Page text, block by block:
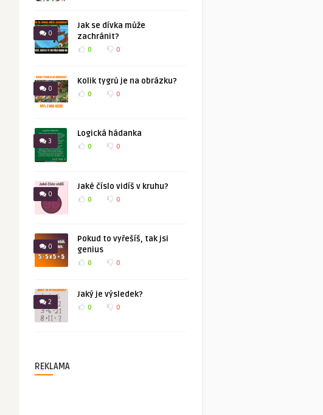
0
Jak se dívka může
zachránit?
0 0
0
Kolik tygrů je na obrázku?
0 0
3
Logická hádanka
0 0
0
Jaké číslo vidíš v kruhu?
0 0
0
Pokud to vyřešíš, tak jsi
genius
0 0
2
Jaký je výsledek?
0 0
REKLAMA